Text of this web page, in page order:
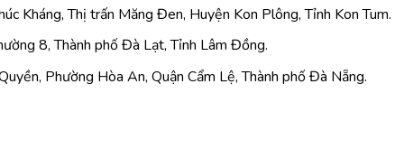
Kháng, Thị trấn Măng Đen, Huyện Kon Plông, Tỉnh Kon Tum.
8, Thành phố Đà Lạt, Tỉnh Lâm Đồng.
Phường Hòa An, Quận Cẩm Lệ, Thành phố Đà Nẵng.